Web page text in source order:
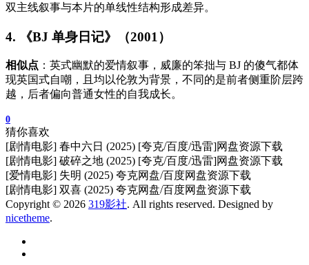
双主线叙事与本片的单线性结构形成差异。
4. 《BJ 单身日记》（2001）
相似点 ：英式幽默的爱情叙事，威廉的笨拙与 BJ 的傻气都体
现英国式自嘲，且均以伦敦为背景，不同的是前者侧重阶层跨
越，后者偏向普通女性的自我成长。
0
猜你喜欢
[剧情电影] 春中六日 (2025) [夸克/百度/迅雷]网盘资源下载
[剧情电影] 破碎之地 (2025) [夸克/百度/迅雷]网盘资源下载
[爱情电影] 失明 (2025) 夸克网盘/百度网盘资源下载
[剧情电影] 双喜 (2025) 夸克网盘/百度网盘资源下载
Copyright © 2026 319影社. All rights reserved. Designed by
nicetheme.